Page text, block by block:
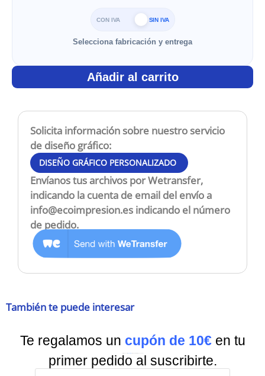
CON IVA SIN IVA
Selecciona fabricación y entrega
Añadir al carrito
Solicita información sobre nuestro servicio
de diseño gráfico:
DISEÑO GRÁFICO PERSONALIZADO
Envíanos tus archivos por Wetransfer,
indicando la cuenta de email del envío a
info@ecoimpresion.es indicando el número
de pedido.
También te puede interesar
Te regalamos un cupón de 10€ en tu
primer pedido al suscribirte.